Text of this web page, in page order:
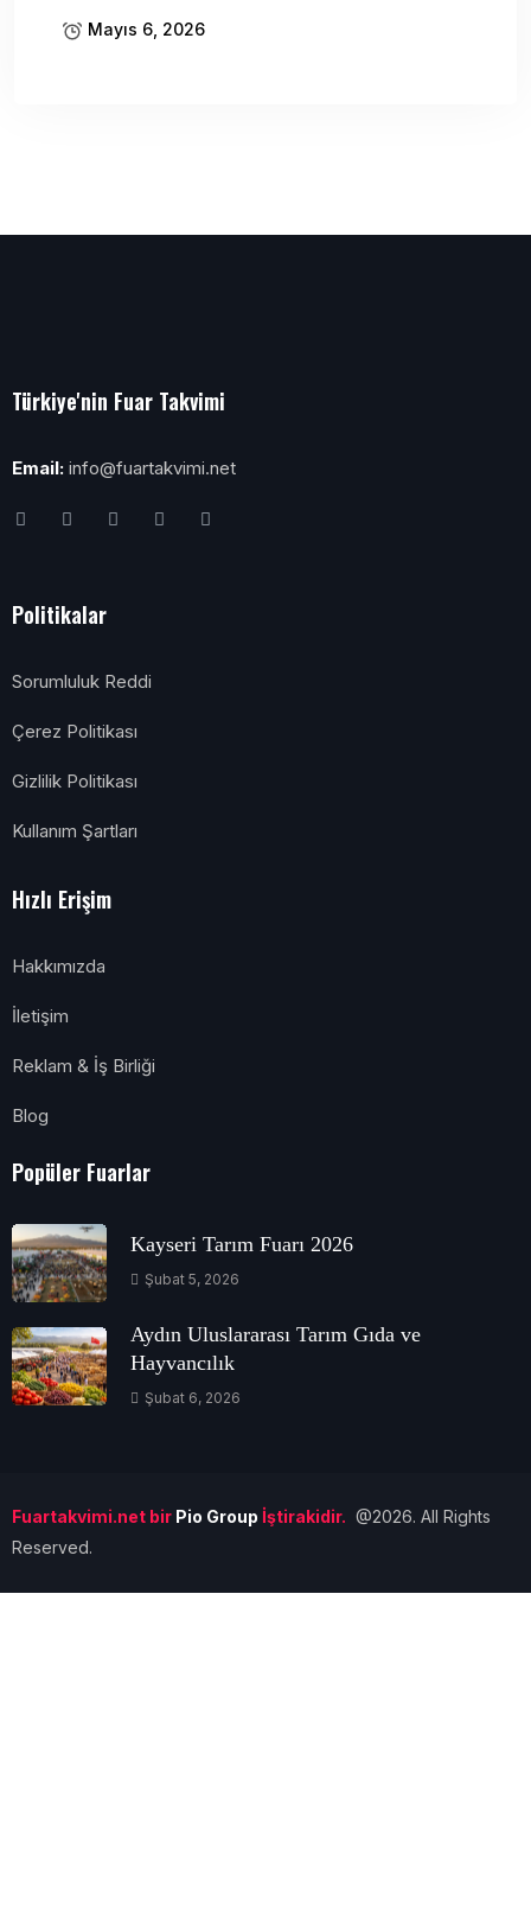
Mayıs 6, 2026
Türkiye'nin Fuar Takvimi
Email: info@fuartakvimi.net
Politikalar
Sorumluluk Reddi
Çerez Politikası
Gizlilik Politikası
Kullanım Şartları
Hızlı Erişim
Hakkımızda
İletişim
Reklam & İş Birliği
Blog
Popüler Fuarlar
Kayseri Tarım Fuarı 2026
Şubat 5, 2026
Aydın Uluslararası Tarım Gıda ve
Hayvancılık
Şubat 6, 2026
Fuartakvimi.net bir Pio Group İştirakidir. @2026. All Rights
Reserved.